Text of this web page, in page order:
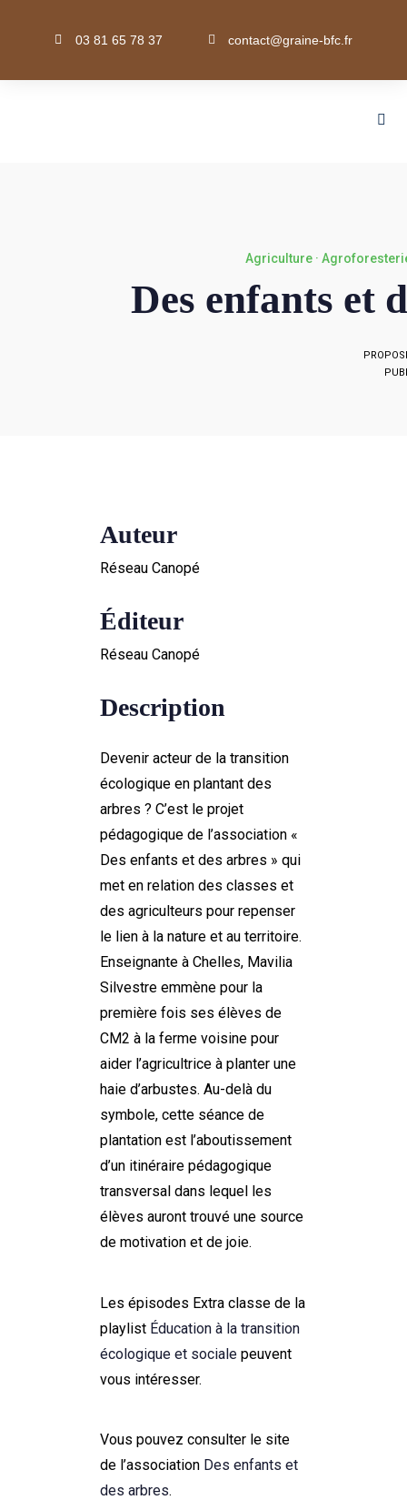
03 81 65 78 37 contact@graine-bfc.fr
Agriculture ·
Des enfants et
Auteur
Réseau Canopé
Éditeur
Réseau Canopé
Description
Devenir acteur de la transition
écologique en plantant des
arbres ? C’est le projet
pédagogique de l’association «
Des enfants et des arbres » qui
met en relation des classes et
des agriculteurs pour repenser
le lien à la nature et au territoire.
Enseignante à Chelles, Mavilia
Silvestre emmène pour la
première fois ses élèves de
CM2 à la ferme voisine pour
aider l’agricultrice à planter une
haie d’arbustes. Au-delà du
symbole, cette séance de
plantation est l’aboutissement
d’un itinéraire pédagogique
transversal dans lequel les
élèves auront trouvé une source
de motivation et de joie.
Les épisodes Extra classe de la
playlist Éducation à la transition
écologique et sociale peuvent
vous intéresser.
Vous pouvez consulter le site
de l’association Des enfants et
des arbres.